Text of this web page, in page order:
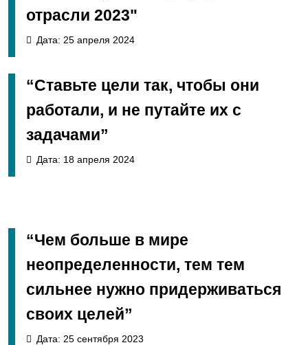
отрасли 2023"
Дата: 25 апреля 2024
“Ставьте цели так, чтобы они
работали, и не путайте их с
задачами”
Дата: 18 апреля 2024
“Чем больше в мире
неопределенности, тем тем
сильнее нужно придерживаться
своих целей”
Дата: 25 сентября 2023